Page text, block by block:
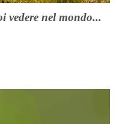
vedere nel mondo...